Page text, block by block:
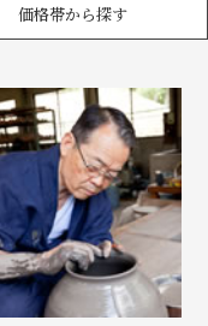
価格帯から探す